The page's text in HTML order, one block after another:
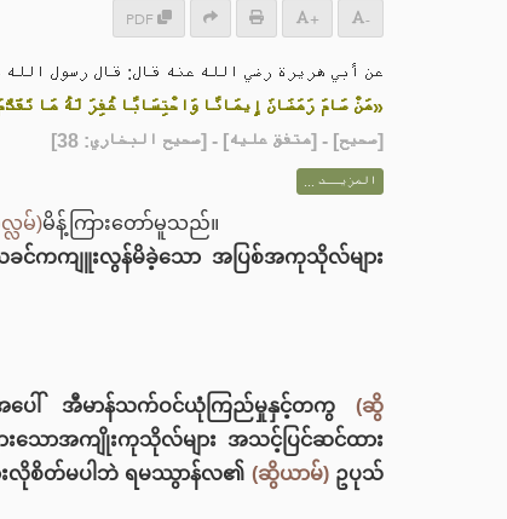
PDF + -
عن أبي هريرة رضي الله عنه قال: قال رسول
«مَنْ صَامَ رَمَضَانَ إِيمَانًا وَاحْتِسَابًا غُفِرَ لَهُ مَا
[صحيح] - [متفق عليه] - [صحيح البخاري: 38]
المزيــد ...
လမ်)မိန့်ကြားတော်မူသည်။
င်ကကျူးလွန်မိခဲ့သော အပြစ်အကုသိုလ်များ
ပေါ် အီမာန်သက်ဝင်ယုံကြည်မှုနှင့်တကွ (ဆွိ
ားသောအကျိုးကုသိုလ်များ အသင့်ပြင်ဆင်ထား
ြားလိုစိတ်မပါဘဲ ရမဿွာန်လ၏ (ဆွိယာမ်)ဥပုသ်